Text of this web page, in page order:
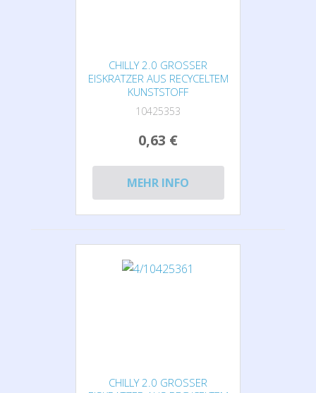
CHILLY 2.0 GROSSER E
ISKRATZER AUS RECYCELTEM K
UNSTSTOFF
10425353
0,63 €
MEHR INFO
CHILLY 2.0 GROSSER E